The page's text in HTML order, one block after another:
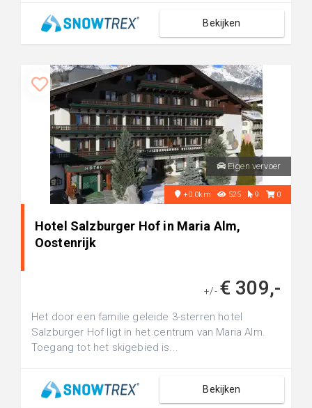
Bekijken
Eigen vervoer
+0.0km 525 9 0
Hotel Salzburger Hof in Maria Alm,
Oostenrijk
+/- € 309,-
Het door een familie geleide 3-sterren hotel
Salzburger Hof ligt in het centrum van Maria Alm.
Toegang tot het skigebied is...
Bekijken